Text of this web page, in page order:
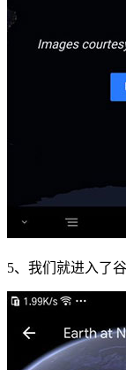
5、我们就进入了